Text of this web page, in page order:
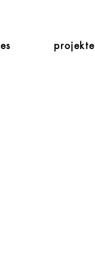
projekte